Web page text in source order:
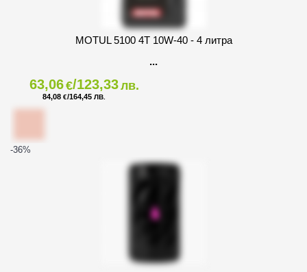
MOTUL 5100 4T 10W-40 - 4 литра
63,06€/123,33лв.
84,08 €/164,45 ЛВ.
-36%